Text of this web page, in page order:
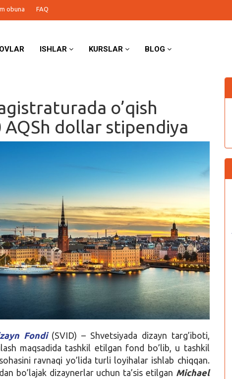
obuna FAQ
ISHLAR KURSLAR BLOG
o’qish
AQSh dollar stipendiya
Fondi(SVID) – Shvetsiyada dizayn targ’iboti,
maqsadida tashkil etilgan fond bo’lib, u tashkil
ravnaqi yo’lida turli loyihalar ishlab chiqqan.
bo’lajak dizaynerlar uchun ta’sis etilgan Michael